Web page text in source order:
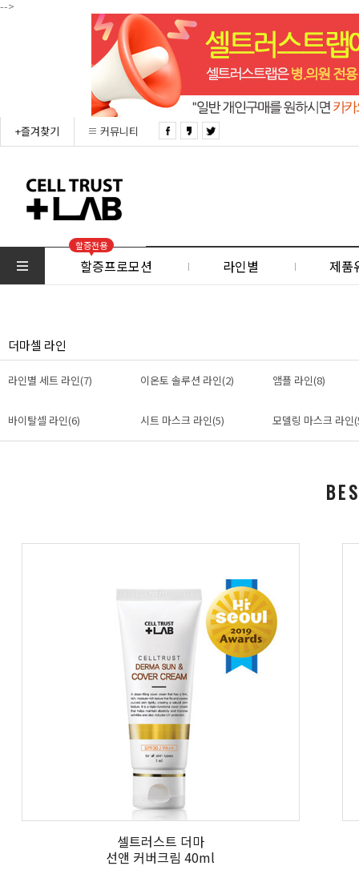
-->
+즐겨찾기 커뮤니티
할증전용
할증프로모션 라인별 제품
더마셀 라인
라인별 세트 라인(7) 이온토 솔루션 라인(2) 앰플 라인(8)
바이탈셀 라인(6) 시트 마스크 라인(5) 모델링 마스크 라인
셀트러스트 더마
선앤 커버크림 40ml